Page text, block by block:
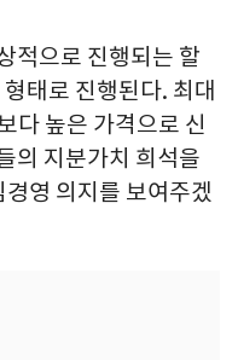
적으로 진행되는 할
태로 진행된다. 최대
다 높은 가격으로 신
의 지분가치 희석을
영 의지를 보여주겠